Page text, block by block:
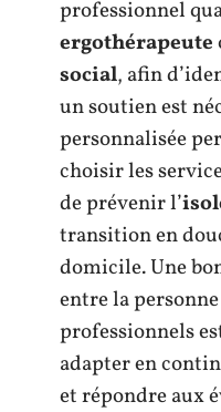
professionnel
ergothérapeute
social, afin
un soutien est
personnalisée
choisir les
de prévenir l’
transition en
domicile. Une
entre la
professionnels
adapter en
et répondre aux